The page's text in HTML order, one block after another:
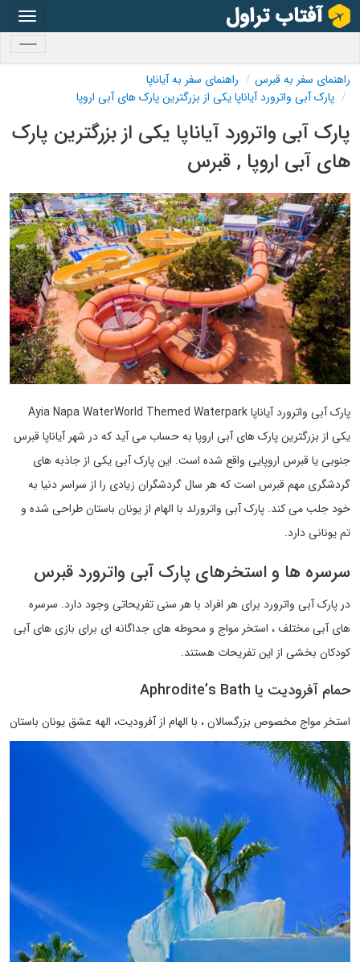
راهنمای سفر به قبرس
راهنمای سفر به آیاناپا
پارک آبی واترورد آیاناپا یکی از بزرگترین پارک های آبی اروپا
پارک آبی واترورد آیاناپا یکی از بزرگترین پارک
های آبی اروپا , قبرس
پارک آبی واترورد آیاناپا Ayia Napa WaterWorld Themed Waterpark
یکی از بزرگترین پارک های آبی اروپا به حساب می آید که در شهر آیاناپا قبرس
جنوبی یا قبرس اروپایی واقع شده است. این پارک آبی یکی از جاذبه های
گردشگری مهم قبرس است که هر سال گردشگران زیادی را از سراسر دنیا به
خود جلب می کند. پارک آبی واترورلد با الهام از یونان باستان طراحی شده و
تم یونانی دارد.
سرسره ها و استخرهای پارک آبی واترورد قبرس
در پارک آبی واترورد برای هر افراد با هر سنی تفریحاتی وجود دارد. سرسره
های آبی مختلف ، استخر مواج و محوطه های جداگانه ای برای بازی های آبی
کودکان بخشی از این تفریحات هستند.
حمام آفرودیت یا Aphrodite’s Bath
استخر مواج مخصوص بزرگسالان ، با الهام از آفرودیت، الهه عشق یونان باستان